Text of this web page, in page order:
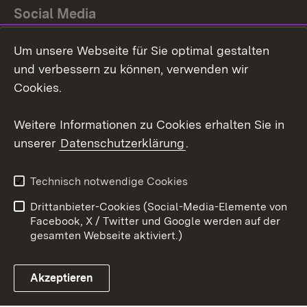
Social Media
Facebook
Link zum Landesportal
Barrierefreiheit
Kontakt
Cookies
Um unsere Webseite für Sie optimal gestalten
und verbessern zu können, verwenden wir
Cookies.
Weitere Informationen zu Cookies erhalten Sie in
unserer Datenschutzerklärung.
Technisch notwendige Cookies
Drittanbieter-Cookies (Social-Media-Elemente von
Facebook, X / Twitter und Google werden auf der
gesamten Webseite aktiviert.)
Akzeptieren